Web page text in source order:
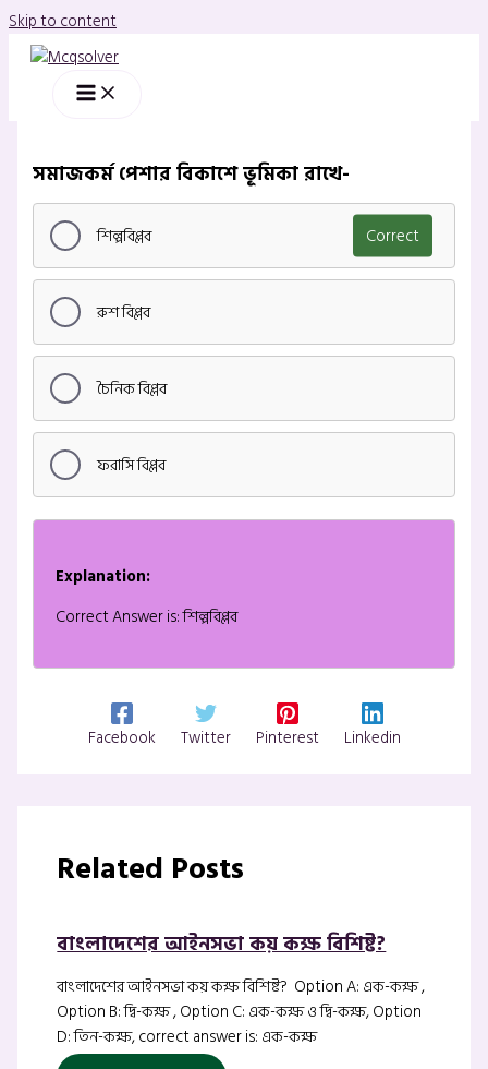
Skip to content
সমাজকর্ম পেশার বিকাশে ভূমিকা রাখে-
শিল্পবিপ্লব Correct
রুশ বিপ্লব
চৈনিক বিপ্লব
ফরাসি বিপ্লব
Explanation:
Correct Answer is: শিল্পবিপ্লব
Facebook Twitter Pinterest Linkedin
Related Posts
বাংলাদেশের আইনসভা কয় কক্ষ বিশিষ্ট?
বাংলাদেশের আইনসভা কয় কক্ষ বিশিষ্ট? Option A: এক-কক্ষ ,
Option B: দ্বি-কক্ষ , Option C: এক-কক্ষ ও দ্বি-কক্ষ, Option
D: তিন-কক্ষ, correct answer is: এক-কক্ষ